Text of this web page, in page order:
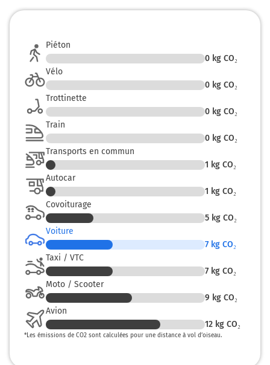
Piéton
0 kg CO₂
Vélo
0 kg CO₂
Trottinette
0 kg CO₂
Train
0 kg CO₂
Transports en commun
1 kg CO₂
Autocar
1 kg CO₂
Covoiturage
5 kg CO₂
Voiture
7 kg CO₂
Taxi / VTC
7 kg CO₂
Moto / Scooter
9 kg CO₂
Avion
12 kg CO₂
*Les émissions de CO2 sont calculées pour une distance à vol d’oiseau.